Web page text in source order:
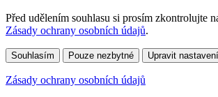
Před udělením souhlasu si prosím zkontrolujte
Zásady ochrany osobních údajů.
Souhlasím Pouze nezbytné Upravit nastavení
Zásady ochrany osobních údajů